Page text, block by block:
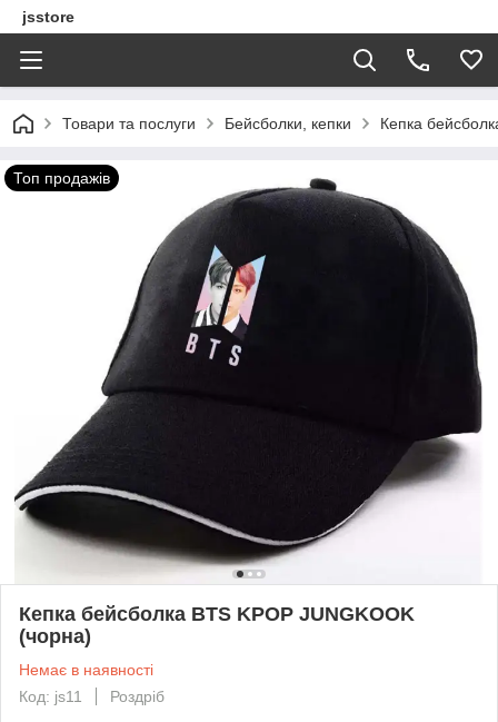
jsstore
Товари та послуги Бейсболки, кепки Кепка
Топ продажів
Кепка бейсболка BTS KPOP JUNGKOOK
(чорна)
Немає в наявності
Код: js11
Роздріб